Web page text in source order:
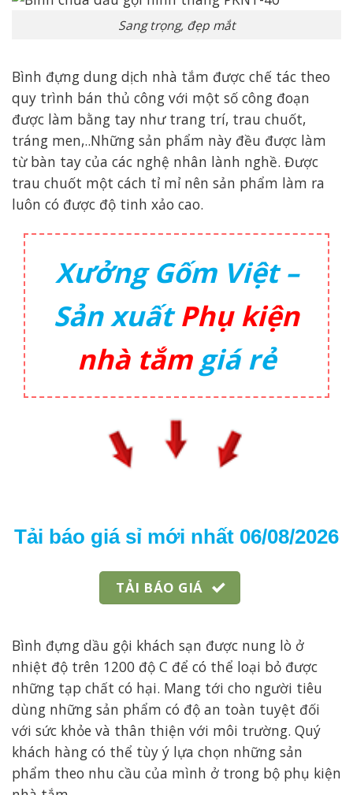
Sang trọng, đẹp mắt
Bình đựng dung dịch nhà tắm được chế tác theo
quy trình bán thủ công với một số công đoạn
được làm bằng tay như trang trí, trau chuốt,
tráng men,..Những sản phẩm này đều được làm
từ bàn tay của các nghệ nhân lành nghề. Được
trau chuốt một cách tỉ mỉ nên sản phẩm làm ra
luôn có được độ tinh xảo cao.
Xưởng Gốm Việt –
Sản xuấtPhụ kiện
nhà tắm giá rẻ
Tải báo giá sỉ mới nhất 06/08/2026
TẢI BÁO GIÁ
Bình đựng dầu gội khách sạn được nung lò ở
nhiệt độ trên 1200 độ C để có thể loại bỏ được
những tạp chất có hại. Mang tới cho người tiêu
dùng những sản phẩm có độ an toàn tuyệt đối
với sức khỏe và thân thiện với môi trường. Quý
khách hàng có thể tùy ý lựa chọn những sản
phẩm theo nhu cầu của mình ở trong bộ phụ kiện